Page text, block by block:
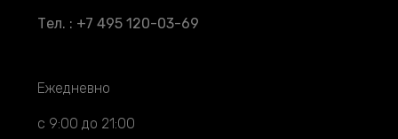
Тел. : +7 495 120-03-69
Ежедневно
с 9:00 до 21:00